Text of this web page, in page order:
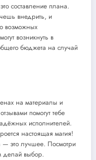
составление плана.
внедрить, и
возможных
возникнуть в
бюджета на случай
на материалы и
помогут тебе
исполнителей.
настоящая магия!
— это лучшее. Посмотри
делай выбор.